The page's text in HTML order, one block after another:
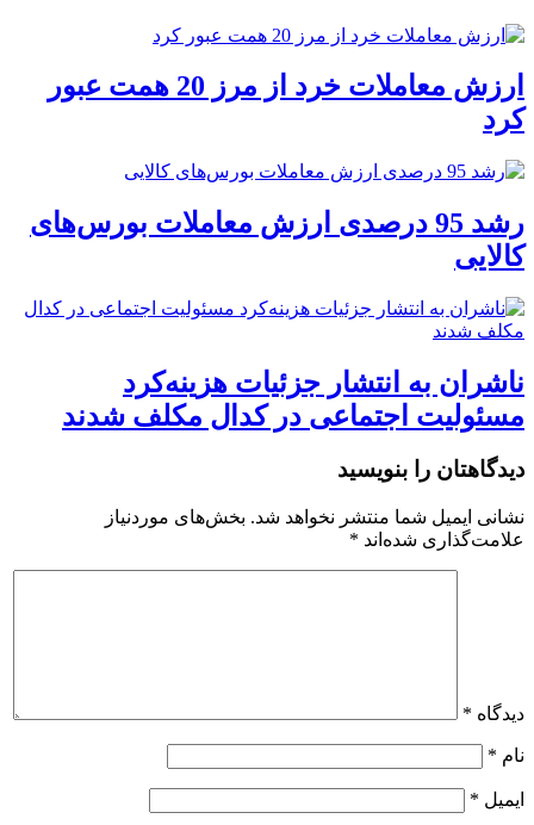
ارزش معاملات خرد از مرز 20 همت عبور
کرد
رشد 95 درصدی ارزش معاملات بورس‌های
کالایی
ناشران به انتشار جزئیات هزینه‌کرد
مسئولیت اجتماعی در کدال مکلف شدند
دیدگاهتان را بنویسید
نشانی ایمیل شما منتشر نخواهد شد. بخش‌های موردنیاز
علامت‌گذاری شده‌اند *
دیدگاه *
نام *
ایمیل *